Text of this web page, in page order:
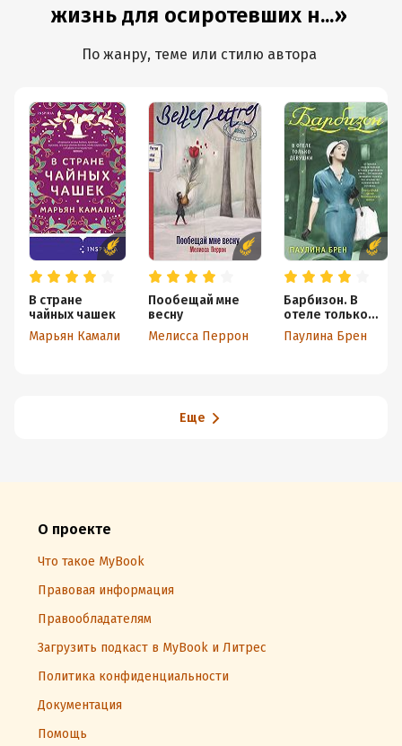
жизнь для осиротевших н...»
По жанру, теме или стилю автора
В стране
чайных чашек
Марьян Камали
Пообещай мне
весну
Мелисса Перрон
Барбизон. В
отеле только
девушки
Паулина Брен
Еще
О проекте
Что такое MyBook
Правовая информация
Правообладателям
Загрузить подкаст в MyBook и Литрес
Политика конфиденциальности
Документация
Помощь